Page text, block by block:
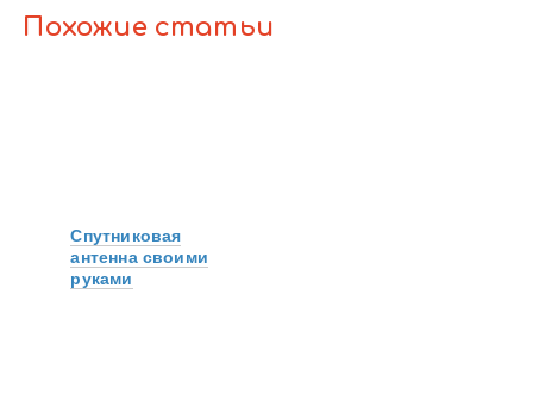
Похожие статьи
Спутниковая
антенна своими
руками